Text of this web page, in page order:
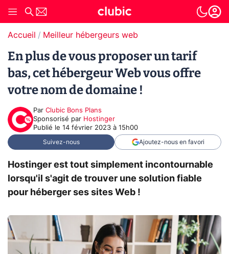
Accueil Meilleur hébergeurs web
En plus de vous proposer un tarif
bas, cet hébergeur Web vous offre
votre nom de domaine !
Par Clubic Bons Plans
sponsorisé par Hostinger
Publié le 14 février 2023 à 15h00
Suivez-nous Ajoutez-nous en favori
Hostinger est tout simplement incontournable
lorsqu'il s'agit de trouver une solution fiable
pour héberger ses sites Web !